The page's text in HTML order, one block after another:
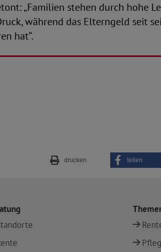
„Familien stehen durch hohe
während das Elterngeld seit
hat“.
drucken teilen